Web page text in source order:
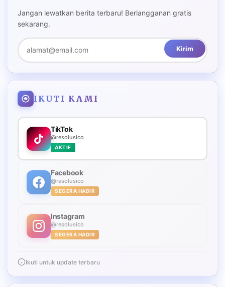
Jangan lewatkan berita terbaru! Berlangganan gratis
sekarang.
Kirim
IKUTI KAMI
TikTok
@resolusico
AKTIF
Facebook
@resolusico
SEGERA HADIR
Instagram
@resolusico
SEGERA HADIR
Ikuti untuk update terbaru